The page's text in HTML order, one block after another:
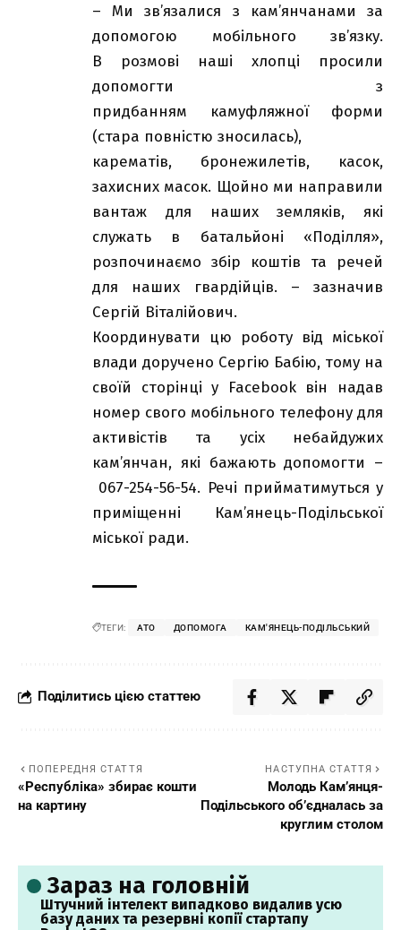
– Ми зв’язалися з кам’янчанами за
допомогою мобільного зв’язку.
В розмові наші хлопці просили
допомогти з
придбанням камуфляжної форми
(стара повністю зносилась),
карематів, бронежилетів, касок,
захисних масок. Щойно ми направили
вантаж для наших земляків, які
служать в батальйоні «Поділля»,
розпочинаємо збір коштів та речей
для наших гвардійців. – зазначив
Сергій Віталійович.
Координувати цю роботу від міської
влади доручено Сергію Бабію, тому на
своїй сторінці у Facebook він надав
номер свого мобільного телефону для
активістів та усіх небайдужих
кам’янчан, які бажають допомогти –
067-254-56-54. Речі прийматимуться у
приміщенні Кам’янець-Подільської
міської ради.
ТЕГИ: АТО ДОПОМОГА КАМ'ЯНЕЦЬ-ПОДІЛЬСЬКИЙ
Поділитись цією статтею
ПОПЕРЕДНЯ СТАТТЯ
«Республіка» збирає кошти
на картину
НАСТУПНА СТАТТЯ
Молодь Кам’янця-
Подільського об’єдналась за
круглим столом
Зараз на головній
Штучний інтелект випадково видалив усю
базу даних та резервні копії стартапу